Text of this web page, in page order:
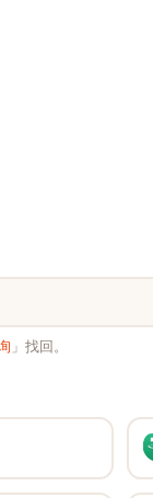
」找回。